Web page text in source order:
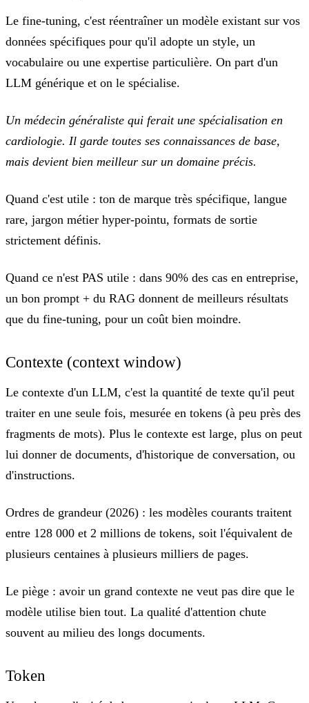
Le fine-tuning, c'est réentraîner un modèle existant sur vos
données spécifiques pour qu'il adopte un style, un
vocabulaire ou une expertise particulière. On part d'un
LLM générique et on le spécialise.
Un médecin généraliste qui ferait une spécialisation en
cardiologie. Il garde toutes ses connaissances de base,
mais devient bien meilleur sur un domaine précis.
Quand c'est utile : ton de marque très spécifique, langue
rare, jargon métier hyper-pointu, formats de sortie
strictement définis.
Quand ce n'est PAS utile : dans 90% des cas en entreprise,
un bon prompt + du RAG donnent de meilleurs résultats
que du fine-tuning, pour un coût bien moindre.
Contexte (context window)
Le contexte d'un LLM, c'est la quantité de texte qu'il peut
traiter en une seule fois, mesurée en tokens (à peu près des
fragments de mots). Plus le contexte est large, plus on peut
lui donner de documents, d'historique de conversation, ou
d'instructions.
Ordres de grandeur (2026) : les modèles courants traitent
entre 128 000 et 2 millions de tokens, soit l'équivalent de
plusieurs centaines à plusieurs milliers de pages.
Le piège : avoir un grand contexte ne veut pas dire que le
modèle utilise bien tout. La qualité d'attention chute
souvent au milieu des longs documents.
Token